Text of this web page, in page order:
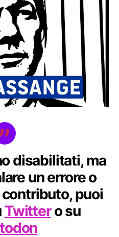
disabilitati, ma
un errore o
puoi
Twittero su